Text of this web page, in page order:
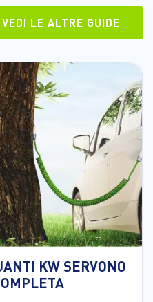
VEDI LE ALTRE GUIDE
KW SERVONO